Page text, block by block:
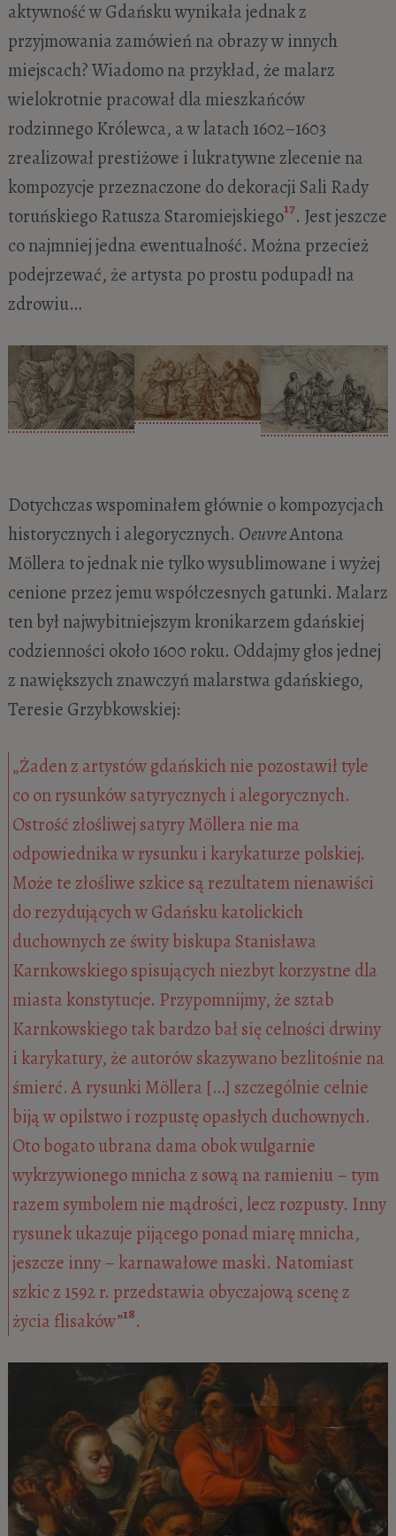
aktywność w Gdańsku wynikała jednak z
przyjmowania zamówień na obrazy w innych
miejscach? Wiadomo na przykład, że malarz
wielokrotnie pracował dla mieszkańców
rodzinnego Królewca, a w latach 1602–1603
zrealizował prestiżowe i lukratywne zlecenie na
kompozycje przeznaczone do dekoracji Sali Rady
toruńskiego Ratusza Staromiejskiego17. Jest jeszcze
co najmniej jedna ewentualność. Można przecież
podejrzewać, że artysta po prostu podupadł na
zdrowiu…
Dotychczas wspominałem głównie o kompozycjach
historycznych i alegorycznych. OeuvreAntona
Möllera to jednak nie tylko wysublimowane i wyżej
cenione przez jemu współczesnych gatunki. Malarz
ten był najwybitniejszym kronikarzem gdańskiej
codzienności około 1600 roku. Oddajmy głos jednej
z nawiększych znawczyń malarstwa gdańskiego,
Teresie Grzybkowskiej:
„Żaden z artystów gdańskich nie pozostawił tyle
co on rysunków satyrycznych i alegorycznych.
Ostrość złośliwej satyry Möllera nie ma
odpowiednika w rysunku i karykaturze polskiej.
Może te złośliwe szkice są rezultatem nienawiści
do rezydujących w Gdańsku katolickich
duchownych ze świty biskupa Stanisława
Karnkowskiego spisujących niezbyt korzystne dla
miasta konstytucje. Przypomnijmy, że sztab
Karnkowskiego tak bardzo bał się celności drwiny
i karykatury, że autorów skazywano bezlitośnie na
śmierć. A rysunki Möllera […] szczególnie celnie
biją w opilstwo i rozpustę opasłych duchownych.
Oto bogato ubrana dama obok wulgarnie
wykrzywionego mnicha z sową na ramieniu – tym
razem symbolem nie mądrości, lecz rozpusty. Inny
rysunek ukazuje pijącego ponad miarę mnicha,
jeszcze inny – karnawałowe maski. Natomiast
szkic z 1592 r. przedstawia obyczajową scenę z
życia flisaków”18.